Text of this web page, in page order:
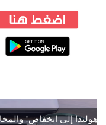
البطالة في هولندا إلى